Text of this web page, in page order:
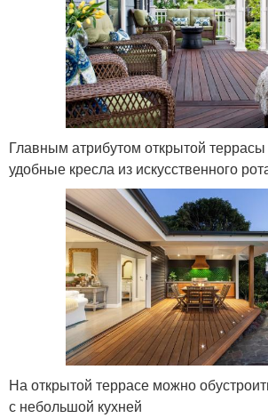
Главным атрибутом открытой
удобные кресла из искусственного
На открытой террасе можно
с небольшой кухней